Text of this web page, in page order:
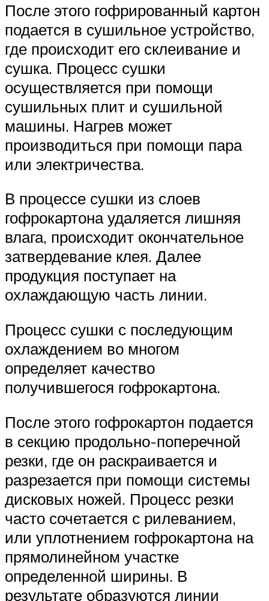
После этого гофрированный картон
подается в сушильное устройство,
где происходит его склеивание и
сушка. Процесс сушки
осуществляется при помощи
сушильных плит и сушильной
машины. Нагрев может
производиться при помощи пара
или электричества.
В процессе сушки из слоев
гофрокартона удаляется лишняя
влага, происходит окончательное
затвердевание клея. Далее
продукция поступает на
охлаждающую часть линии.
Процесс сушки с последующим
охлаждением во многом
определяет качество
получившегося гофрокартона.
После этого гофрокартон подается
в секцию продольно-поперечной
резки, где он раскраивается и
разрезается при помощи системы
дисковых ножей. Процесс резки
часто сочетается с рилеванием,
или уплотнением гофрокартона на
прямолинейном участке
определенной ширины. В
результате образуются линии